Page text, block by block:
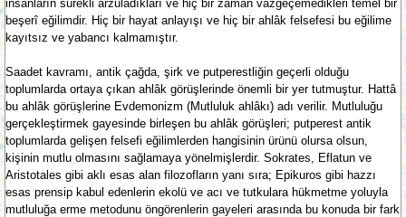
insanların sürekli arzuladıkları ve hiç bir zaman vazgeçemedikleri temel bir
beşerî eğilimdir. Hiç bir hayat anlayışı ve hiç bir ahlâk felsefesi bu eğilime
kayıtsız ve yabancı kalmamıştır.
Saadet kavramı, antik çağda, şirk ve putperestliğin geçerli olduğu
toplumlarda ortaya çıkan ahlâk görüşlerinde önemli bir yer tutmuştur. Hattâ
bu ahlâk görüşlerine Evdemonizm (Mutluluk ahlâkı) adı verilir. Mutluluğu
gerçekleştirmek gayesinde birleşen bu ahlâk görüşleri; putperest antik
toplumlarda gelişen felsefi eğilimlerden hangisinin ürünü olursa olsun,
kişinin mutlu olmasını sağlamaya yönelmişlerdir. Sokrates, Eflatun ve
Aristotales gibi aklı esas alan filozofların yanı sıra; Epikuros gibi hazzı
esas prensip kabul edenlerin ekolü ve acı ve tutkulara hükmetme yoluyla
mutluluğa erme metodunu öngörenlerin gayeleri arasında bu konuda bir fark